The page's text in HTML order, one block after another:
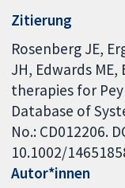
Zitierung
Rosenberg JE,
JH, Edwards ME,
therapies for
Database of
No.: CD012206.
10.1002/
Autor*innen